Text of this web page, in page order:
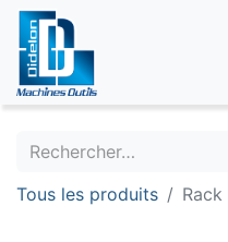
Tous les produits